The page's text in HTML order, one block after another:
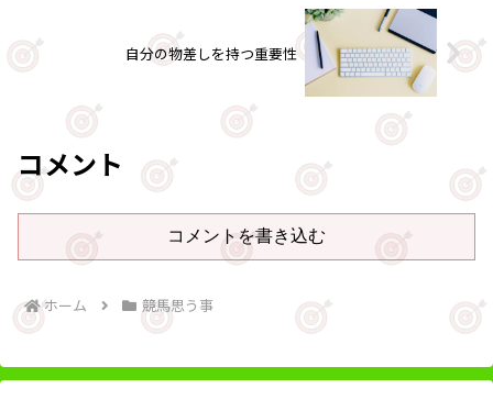
自分の物差しを持つ重要性
コメント
コメントを書き込む
ホーム 競馬思う事